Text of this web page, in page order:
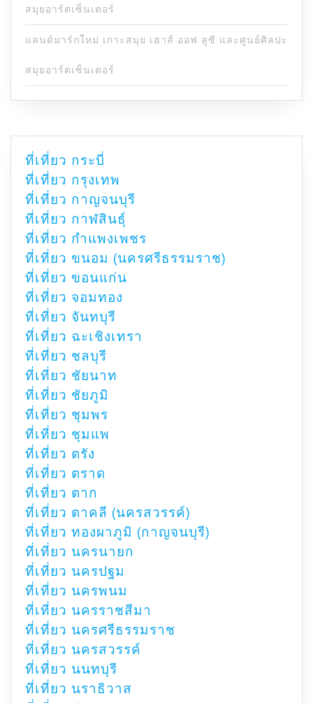
สมุยอาร์ตเซ็นเตอร์
แลนด์มาร์กใหม่ เกาะสมุย เฮาส์ ออฟ ลูซี และศูนย์ศิลปะ
สมุยอาร์ตเซ็นเตอร์
ที่เที่ยว กระบี่
ที่เที่ยว กรุงเทพ
ที่เที่ยว กาญจนบุรี
ที่เที่ยว กาฬสินธุ์
ที่เที่ยว กำแพงเพชร
ที่เที่ยว ขนอม (นครศรีธรรมราช)
ที่เที่ยว ขอนแก่น
ที่เที่ยว จอมทอง
ที่เที่ยว จันทบุรี
ที่เที่ยว ฉะเชิงเทรา
ที่เที่ยว ชลบุรี
ที่เที่ยว ชัยนาท
ที่เที่ยว ชัยภูมิ
ที่เที่ยว ชุมพร
ที่เที่ยว ชุมแพ
ที่เที่ยว ตรัง
ที่เที่ยว ตราด
ที่เที่ยว ตาก
ที่เที่ยว ตาคลี (นครสวรรค์)
ที่เที่ยว ทองผาภูมิ (กาญจนบุรี)
ที่เที่ยว นครนายก
ที่เที่ยว นครปฐม
ที่เที่ยว นครพนม
ที่เที่ยว นครราชสีมา
ที่เที่ยว นครศรีธรรมราช
ที่เที่ยว นครสวรรค์
ที่เที่ยว นนทบุรี
ที่เที่ยว นราธิวาส